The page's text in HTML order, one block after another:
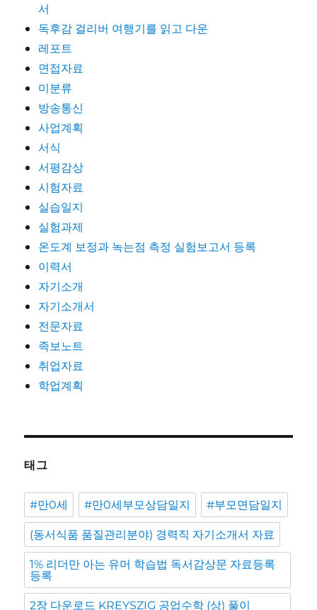
서
독후감 걸리버 여행기를 읽고 다운
레포트
면접자료
미분류
방송통신
사업계획
서식
서평감상
시험자료
실습일지
실험과제
온도계 보정과 녹는점 측정 실험보고서 등록
이력서
자기소개
자기소개서
전문자료
족보노트
취업자료
학업계획
태그
#만0세 #만0세부모상담일지 #부모면담일지
(동서식품 품질관리분야) 경력직 자기소개서 자료
1% 리더만 아는 유머 학습법 독서감상문 자료등록
등록
2장 다운로드 KREYSZIG 공업수학 (상) 풀이